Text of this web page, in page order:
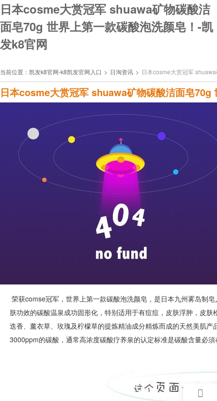
日本cosme大赏冠军 shuawa矿物碳酸洁
面皂70g 世界上第一款碳酸泡洗颜皂！-凯
发k8官网
当前位置： 凯发k8官网-k8凯发官网入口 > 日淘资讯 > 日本cosme大赏冠军
日本cosme大赏冠军 shuawa矿物碳酸洁面皂70g
荣获comse冠军，世界上第一款碳酸泡洗颜皂，是日本九州雾岛制
肤功效的碳酸温泉成功固形化，特别适用于有痘痘，皮肤浮肿，皮
迭香、薰衣草、玫瑰及柠檬草的提炼精油成分精炼而成的天然美肌
3000ppm的碳酸，通常高浓度碳酸疗养泉的认定标准是碳酸含量必